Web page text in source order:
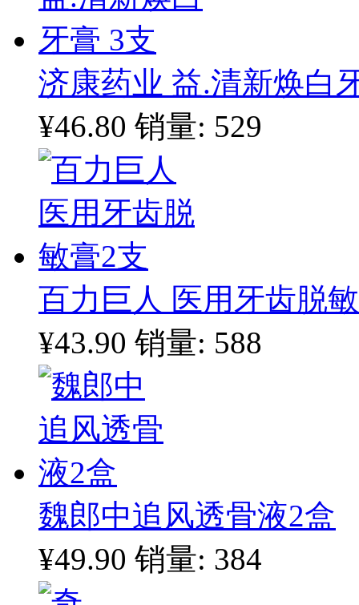
济康药业 益.清新焕白
¥46.80 销量: 529
百力巨人 医用牙齿脱
¥43.90 销量: 588
魏郎中追风透骨液2盒
¥49.90 销量: 384